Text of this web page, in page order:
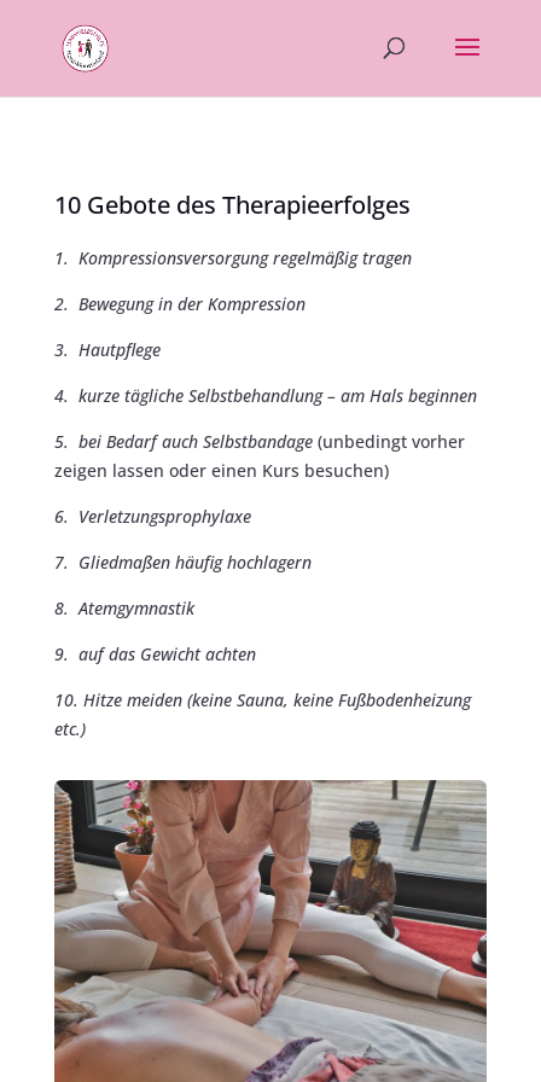
10 Gebote des Therapieerfolges
1. Kompressionsversorgung regelmäßig tragen
2. Bewegung in der Kompression
3. Hautpflege
4. kurze tägliche Selbstbehandlung – am Hals beginnen
5. bei Bedarf auch Selbstbandage(unbedingt vorher
zeigen lassen oder einen Kurs besuchen)
6. Verletzungsprophylaxe
7. Gliedmaßen häufig hochlagern
8. Atemgymnastik
9. auf das Gewicht achten
10. Hitze meiden (keine Sauna, keine Fußbodenheizung
etc.)